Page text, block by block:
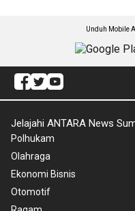
Unduh Mobile
Jelajahi ANTARA News
Polhukam
Olahraga
Ekonomi Bisnis
Otomotif